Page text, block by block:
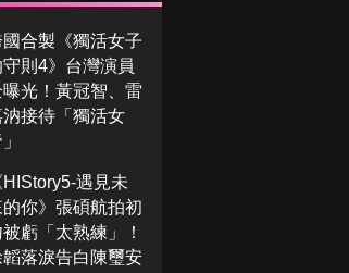
國合製《獨活女子
守則4》台灣演員
曝光！黃冠智、雷
汭接待「獨活女
HIStory5-遇見未
的你》張碩航拍初
被虧「太熟練」！
韜落淚告白陳璽安